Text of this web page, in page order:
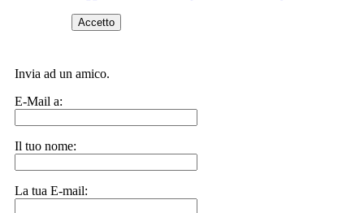
Accetto
Invia ad un amico.
E-Mail a:
Il tuo nome:
La tua E-mail: